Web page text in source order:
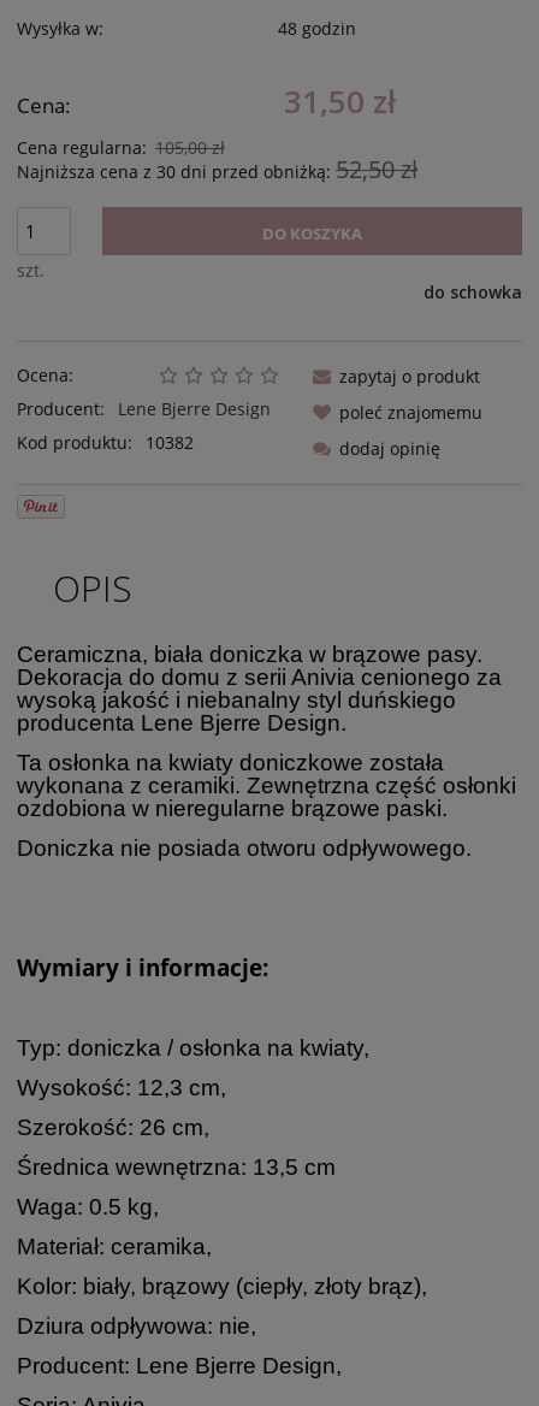
Wysyłka w: 48 godzin
Cena: 31,50 zł
Cena regularna: 105,00 zł
Najniższa cena z 30 dni przed obniżką: 52,50 zł
szt.
DO KOSZYKA
do schowka
Ocena:
Producent:
Lene Bjerre Design
Kod produktu:
10382
zapytaj o produkt
poleć znajomemu
dodaj opinię
OPIS
Ceramiczna, biała doniczka w brązowe pasy.
Dekoracja do domu z serii Anivia cenionego za
wysoką jakość i niebanalny styl duńskiego
producenta Lene Bjerre Design.
Ta osłonka na kwiaty doniczkowe została
wykonana z ceramiki. Zewnętrzna część osłonki
ozdobiona w nieregularne brązowe paski.
Doniczka nie posiada otworu odpływowego.
Wymiary i informacje:
Typ: doniczka / osłonka na kwiaty,
Wysokość: 12,3 cm,
Szerokość: 26 cm,
Średnica wewnętrzna: 13,5 cm
Waga: 0.5 kg,
Materiał: ceramika,
Kolor: biały, brązowy (ciepły, złoty brąz),
Dziura odpływowa: nie,
Producent: Lene Bjerre Design,